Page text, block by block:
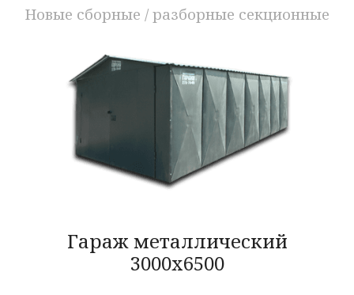
Новые сборные / разборные секционные
Гараж металлический
3000x6500